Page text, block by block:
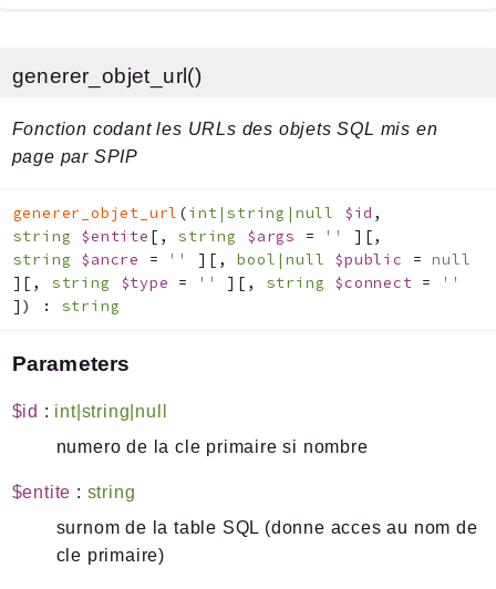
generer_objet_url()
Fonction codant les URLs des objets SQL mis en
page par SPIP
generer_objet_url (int|string|null $id ,
string $entite [ ,string $args = '' ] [,
string $ancre = '' ] [ ,bool|null $public =null
] [ , string $type = '' ] [ , string $connect =
''
] ) : string
Parameters
$id : int|string|null
numero de la cle primaire si nombre
$entite : string
surnom de la table SQL (donne acces au nom de
cle primaire)